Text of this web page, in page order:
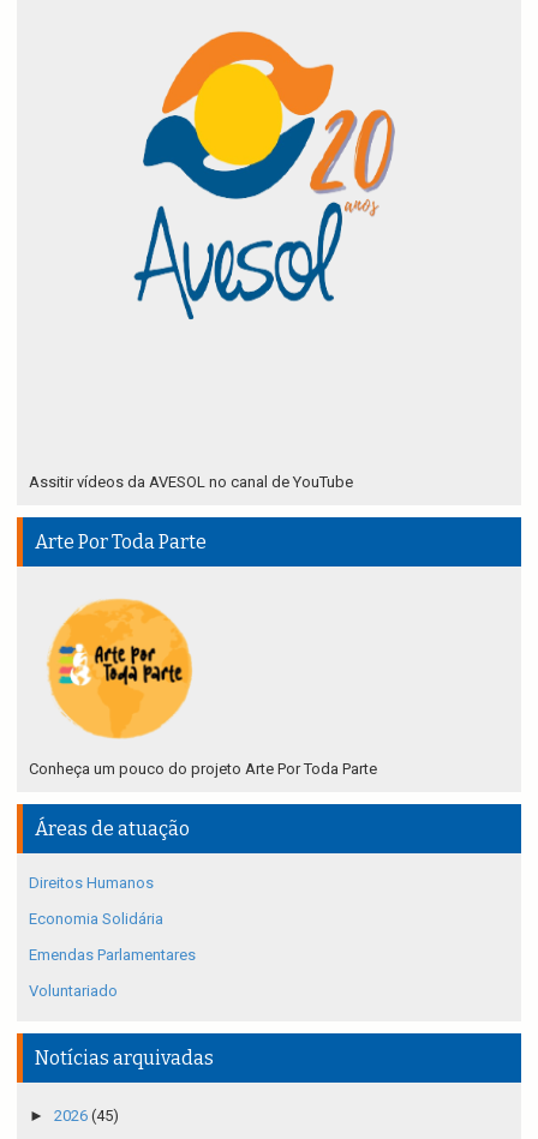
Assitir vídeos da AVESOL no canal de YouTube
Arte Por Toda Parte
Conheça um pouco do projeto Arte Por Toda Parte
Áreas de atuação
Direitos Humanos
Economia Solidária
Emendas Parlamentares
Voluntariado
Notícias arquivadas
► 2026 (45)